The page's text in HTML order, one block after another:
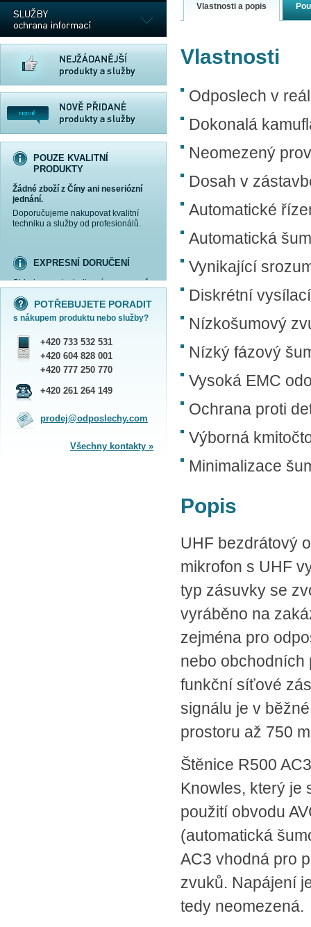
POUZE KVALITNÍ
PRODUKTY
Žádné zboží z Číny ani neseriózní
jednání.
Doporučujeme nakupovat kvalitní
techniku a služby od profesionálů.
více informací »
EXPRESNÍ DORUČENÍ
Objednanou techniku vám expresně
Praha - DNES
ČR - ZÍTRA DO 17 HODIN
Dále zasíláme zboží Obchodním
balíkem České pošty nebo přepravní
službou PPL.
více informací »
SHOWROOM PRAHA
Náš sortiment si můžete
prohlédnout, vyzkoušet a zakoupit
Jsme zkušení odborníci a rádi vám s
více informací »
více informací »
POTŘEBUJETE PORADIT
s nákupem produktu nebo služby?
+420 733 532 531
+420 604 828 001
+420 777 250 770
+420 261 264 149
prodej@odposlechy.com
Všechny kontakty »
Vlastnosti a popis
Vlastnosti
Odposlech v
Dokonalá
Neomezený
Dosah v
Automatické
Automatická
Vynikající
Diskrétní
Nízkošumový
Nízký fázový
Vysoká EMC
Ochrana proti
Výborná
Minimalizace
Popis
UHF bezdrátový
mikrofon s UHF
typ zásuvky se
vyráběno na
zejména pro
nebo obchodních
funkční síťové
signálu je v
prostoru až 750
Štěnice R500
Knowles, který je
použití obvodu
(automatická
AC3 vhodná pro
zvuků. Napájení
tedy neomezená.